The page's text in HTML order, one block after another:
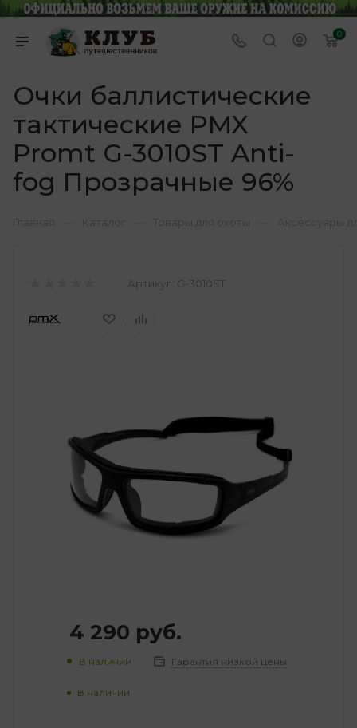
0
Очки баллистические
тактические PMX
Promt G-3010ST Anti-
fog Прозрачные 96%
Артикул: G-3010ST
4 290 руб.
В наличии Гарантия низкой цены
В наличии